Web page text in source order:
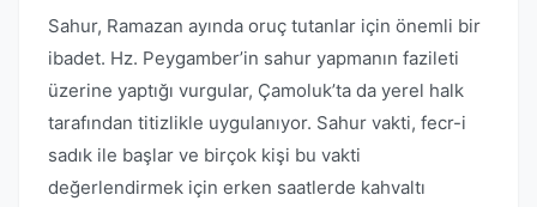
Sahur, Ramazan ayında oruç tutanlar için önemli bir
ibadet. Hz. Peygamber’in sahur yapmanın fazileti
üzerine yaptığı vurgular, Çamoluk’ta da yerel halk
tarafından titizlikle uygulanıyor. Sahur vakti, fecr-i
sadık ile başlar ve birçok kişi bu vakti
değerlendirmek için erken saatlerde kahvaltı